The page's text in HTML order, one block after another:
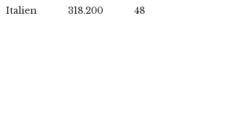
Italien
318.200 48